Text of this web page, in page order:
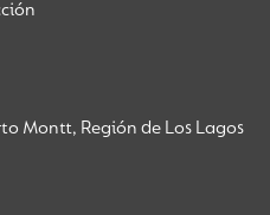
Montt, Región de Los Lagos